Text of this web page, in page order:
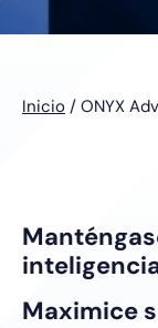
Inicio / ONYX
Maximice